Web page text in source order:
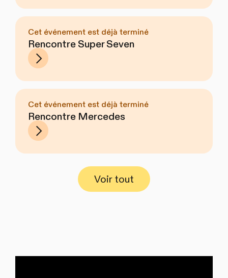
Cet événement est déjà terminé
Rencontre Super Seven
Cet événement est déjà terminé
Rencontre Mercedes
Voir tout